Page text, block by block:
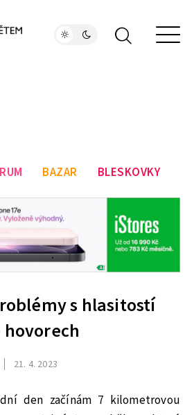
BAZAR BLESKOVKY
s hlasitostí
21. 4. 2023
den začínám 7 kilometrovou